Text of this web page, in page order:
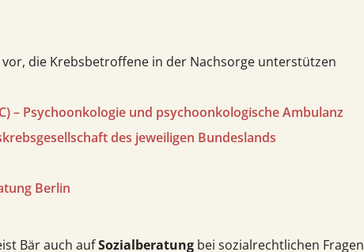
die Krebs­betroffene in der Nachsorge unterstützen
– Psycho­onkologie und psycho­onkologische Ambulanz
des jeweiligen Bundeslands
Berlin
Bär auch aufSozialberatung bei sozial­rechtlichen Fragen